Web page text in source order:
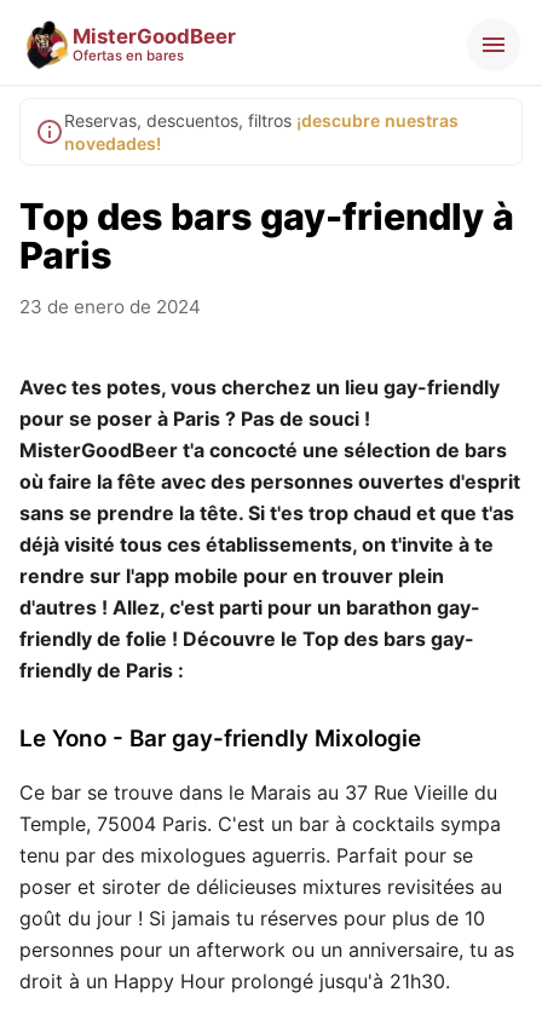
MisterGoodBeer
Ofertas en bares
Reservas, descuentos, filtros ¡descubre nuestras
novedades!
Top des bars gay-friendly à
Paris
23 de enero de 2024
Avec tes potes, vous cherchez un lieu gay-friendly
pour se poser à Paris ? Pas de souci !
MisterGoodBeer t'a concocté une sélection de bars
où faire la fête avec des personnes ouvertes d'esprit
sans se prendre la tête. Si t'es trop chaud et que t'as
déjà visité tous ces établissements, on t'invite à te
rendre sur l'app mobile pour en trouver plein
d'autres ! Allez, c'est parti pour un barathon gay-
friendly de folie ! Découvre le Top des bars gay-
friendly de Paris :
Le Yono - Bar gay-friendly Mixologie
Ce bar se trouve dans le Marais au 37 Rue Vieille du
Temple, 75004 Paris. C'est un bar à cocktails sympa
tenu par des mixologues aguerris. Parfait pour se
poser et siroter de délicieuses mixtures revisitées au
goût du jour ! Si jamais tu réserves pour plus de 10
personnes pour un afterwork ou un anniversaire, tu as
droit à un Happy Hour prolongé jusqu'à 21h30.